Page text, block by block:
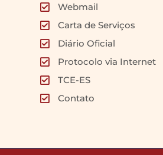
Webmail
Carta de Serviços
Diário Oficial
Protocolo via Internet
TCE-ES
Contato